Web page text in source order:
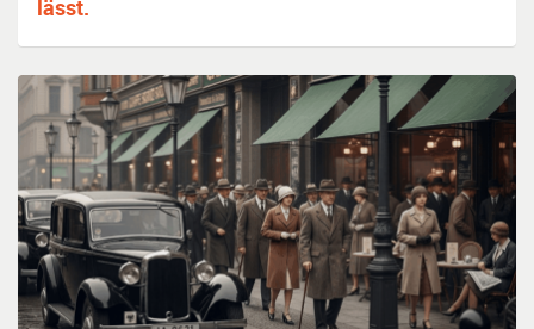
lässt.